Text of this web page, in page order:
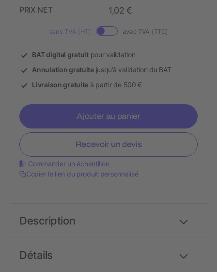
PRIX NET
1,02 €
sans TVA (HT) avec TVA (TTC)
BAT digital gratuitpour validation
Annulation gratuitejusqu’à validation du BAT
Livraison gratuite à partir de 500 €
Ajouter au panier
Recevoir un devis
Commander un échantillon
Copier le lien du produit personnalisé
Détails
Description